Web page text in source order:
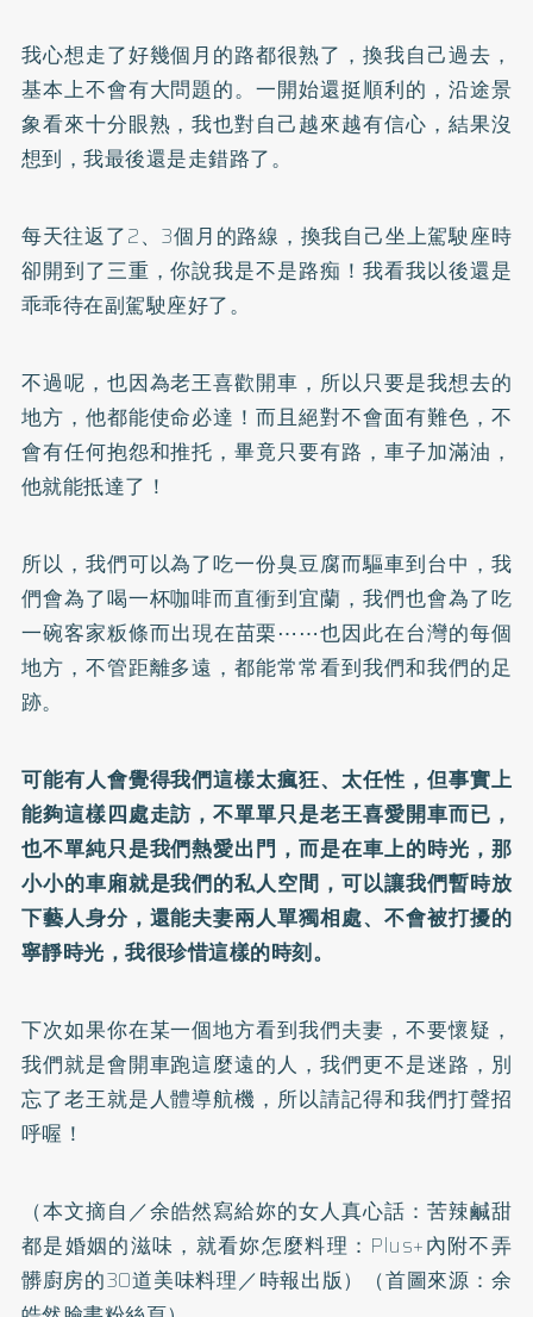
我心想走了好幾個月的路都很熟了，換我自己過去，
基本上不會有大問題的。一開始還挺順利的，沿途景
象看來十分眼熟，我也對自己越來越有信心，結果沒
想到，我最後還是走錯路了。
每天往返了2、3個月的路線，換我自己坐上駕駛座時
卻開到了三重，你說我是不是路痴！我看我以後還是
乖乖待在副駕駛座好了。
不過呢，也因為老王喜歡開車，所以只要是我想去的
地方，他都能使命必達！而且絕對不會面有難色，不
會有任何抱怨和推托，畢竟只要有路，車子加滿油，
他就能抵達了！
所以，我們可以為了吃一份臭豆腐而驅車到台中，我
們會為了喝一杯咖啡而直衝到宜蘭，我們也會為了吃
一碗客家粄條而出現在苗栗⋯⋯也因此在台灣的每個
地方，不管距離多遠，都能常常看到我們和我們的足
跡。
可能有人會覺得我們這樣太瘋狂、太任性，但事實上
能夠這樣四處走訪，不單單只是老王喜愛開車而已，
也不單純只是我們熱愛出門，而是在車上的時光，那
小小的車廂就是我們的私人空間，可以讓我們暫時放
下藝人身分，還能夫妻兩人單獨相處、不會被打擾的
寧靜時光，我很珍惜這樣的時刻。
下次如果你在某一個地方看到我們夫妻，不要懷疑，
我們就是會開車跑這麼遠的人，我們更不是迷路，別
忘了老王就是人體導航機，所以請記得和我們打聲招
呼喔！
（本文摘自／余皓然寫給妳的女人真心話：苦辣鹹甜
都是婚姻的滋味，就看妳怎麼料理：Plus+內附不弄
髒廚房的30道美味料理／時報出版）（首圖來源： 余